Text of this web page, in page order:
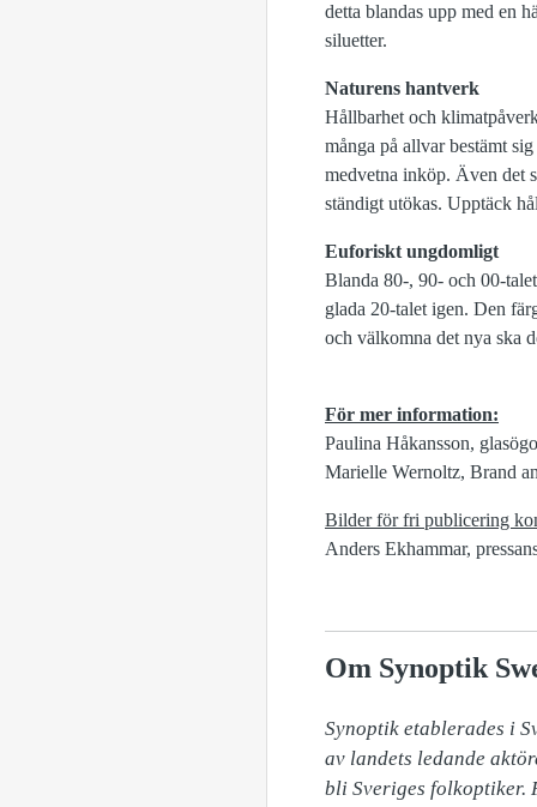
detta blandas upp med en
siluetter.
Naturens hantverk
Hållbarhet och
många på allvar bestämt
medvetna inköp. Även det
ständigt utökas. Upptäck
Euforiskt ungdomligt
Blanda 80-, 90- och 00-
glada 20-talet igen. Den
och välkomna det nya ska
För mer information:
Paulina Håkansson,
Marielle Wernoltz, Brand
Bilder för fri publicering
Anders Ekhammar,
Om Synoptik
Synoptik etablerades i
av landets ledande
bli Sveriges folkoptiker.